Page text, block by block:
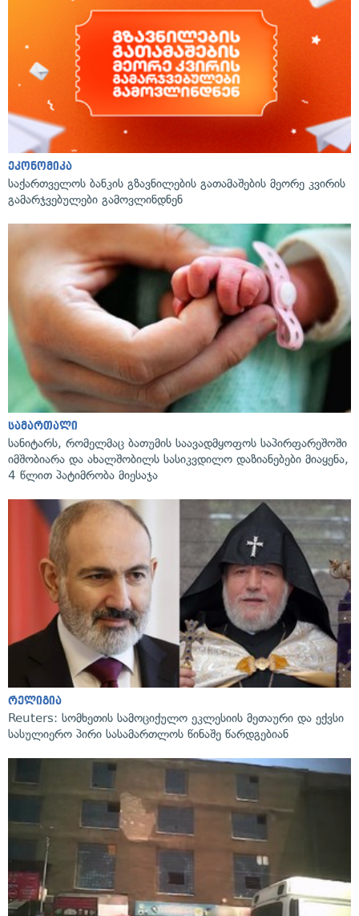
ეკონომიკა
საქართველოს ბანკის გზავნილების გათამაშების მეორე კვირის
გამარჯვებულები გამოვლინდნენ
სამართალი
სანიტარს, რომელმაც ბათუმის საავადმყოფოს საპირფარეშოში
იმშობიარა და ახალშობილს სასიკვდილო დაზიანებები მიაყენა,
4 წლით პატიმრობა მიესაჯა
რელიგია
Reuters: სომხეთის სამოციქულო ეკლესიის მეთაური და ექვსი
სასულიერო პირი სასამართლოს წინაშე წარდგებიან